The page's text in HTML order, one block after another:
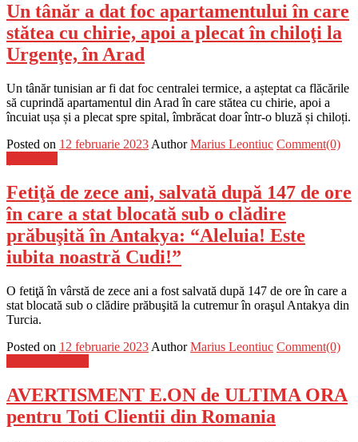
Un tânăr a dat foc apartamentului în care
stătea cu chirie, apoi a plecat în chiloţi la
Urgenţe, în Arad
Un tânăr tunisian ar fi dat foc centralei termice, a așteptat ca flăcările
să cuprindă apartamentul din Arad în care stătea cu chirie, apoi a
încuiat ușa și a plecat spre spital, îmbrăcat doar într-o bluză și chiloți.
Posted on 12 februarie 2023 Author Marius Leontiuc Comment(0)
Fetiţă de zece ani, salvată după 147 de ore
în care a stat blocată sub o clădire
prăbuşită în Antakya: “Aleluia! Este
iubita noastră Cudi!”
O fetiţă în vârstă de zece ani a fost salvată după 147 de ore în care a
stat blocată sub o clădire prăbuşită la cutremur în oraşul Antakya din
Turcia.
Posted on 12 februarie 2023 Author Marius Leontiuc Comment(0)
AVERTISMENT E.ON de ULTIMA ORA
pentru Toti Clientii din Romania